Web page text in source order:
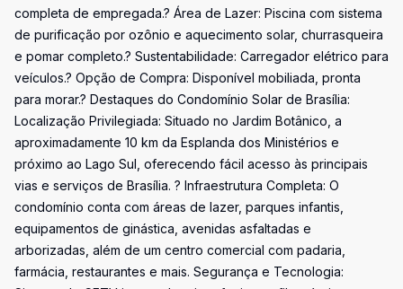
completa de empregada.? Área de Lazer: Piscina com sistema
de purificação por ozônio e aquecimento solar, churrasqueira
e pomar completo.? Sustentabilidade: Carregador elétrico para
veículos.? Opção de Compra: Disponível mobiliada, pronta
para morar.? Destaques do Condomínio Solar de Brasília:
Localização Privilegiada: Situado no Jardim Botânico, a
aproximadamente 10 km da Esplanda dos Ministérios e
próximo ao Lago Sul, oferecendo fácil acesso às principais
vias e serviços de Brasília. ? Infraestrutura Completa: O
condomínio conta com áreas de lazer, parques infantis,
equipamentos de ginástica, avenidas asfaltadas e
arborizadas, além de um centro comercial com padaria,
farmácia, restaurantes e mais. Segurança e Tecnologia: